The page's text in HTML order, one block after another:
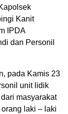
Kanit
IPDA
dan Personil
pada Kamis 23
unit lidik
masyarakat
laki – laki